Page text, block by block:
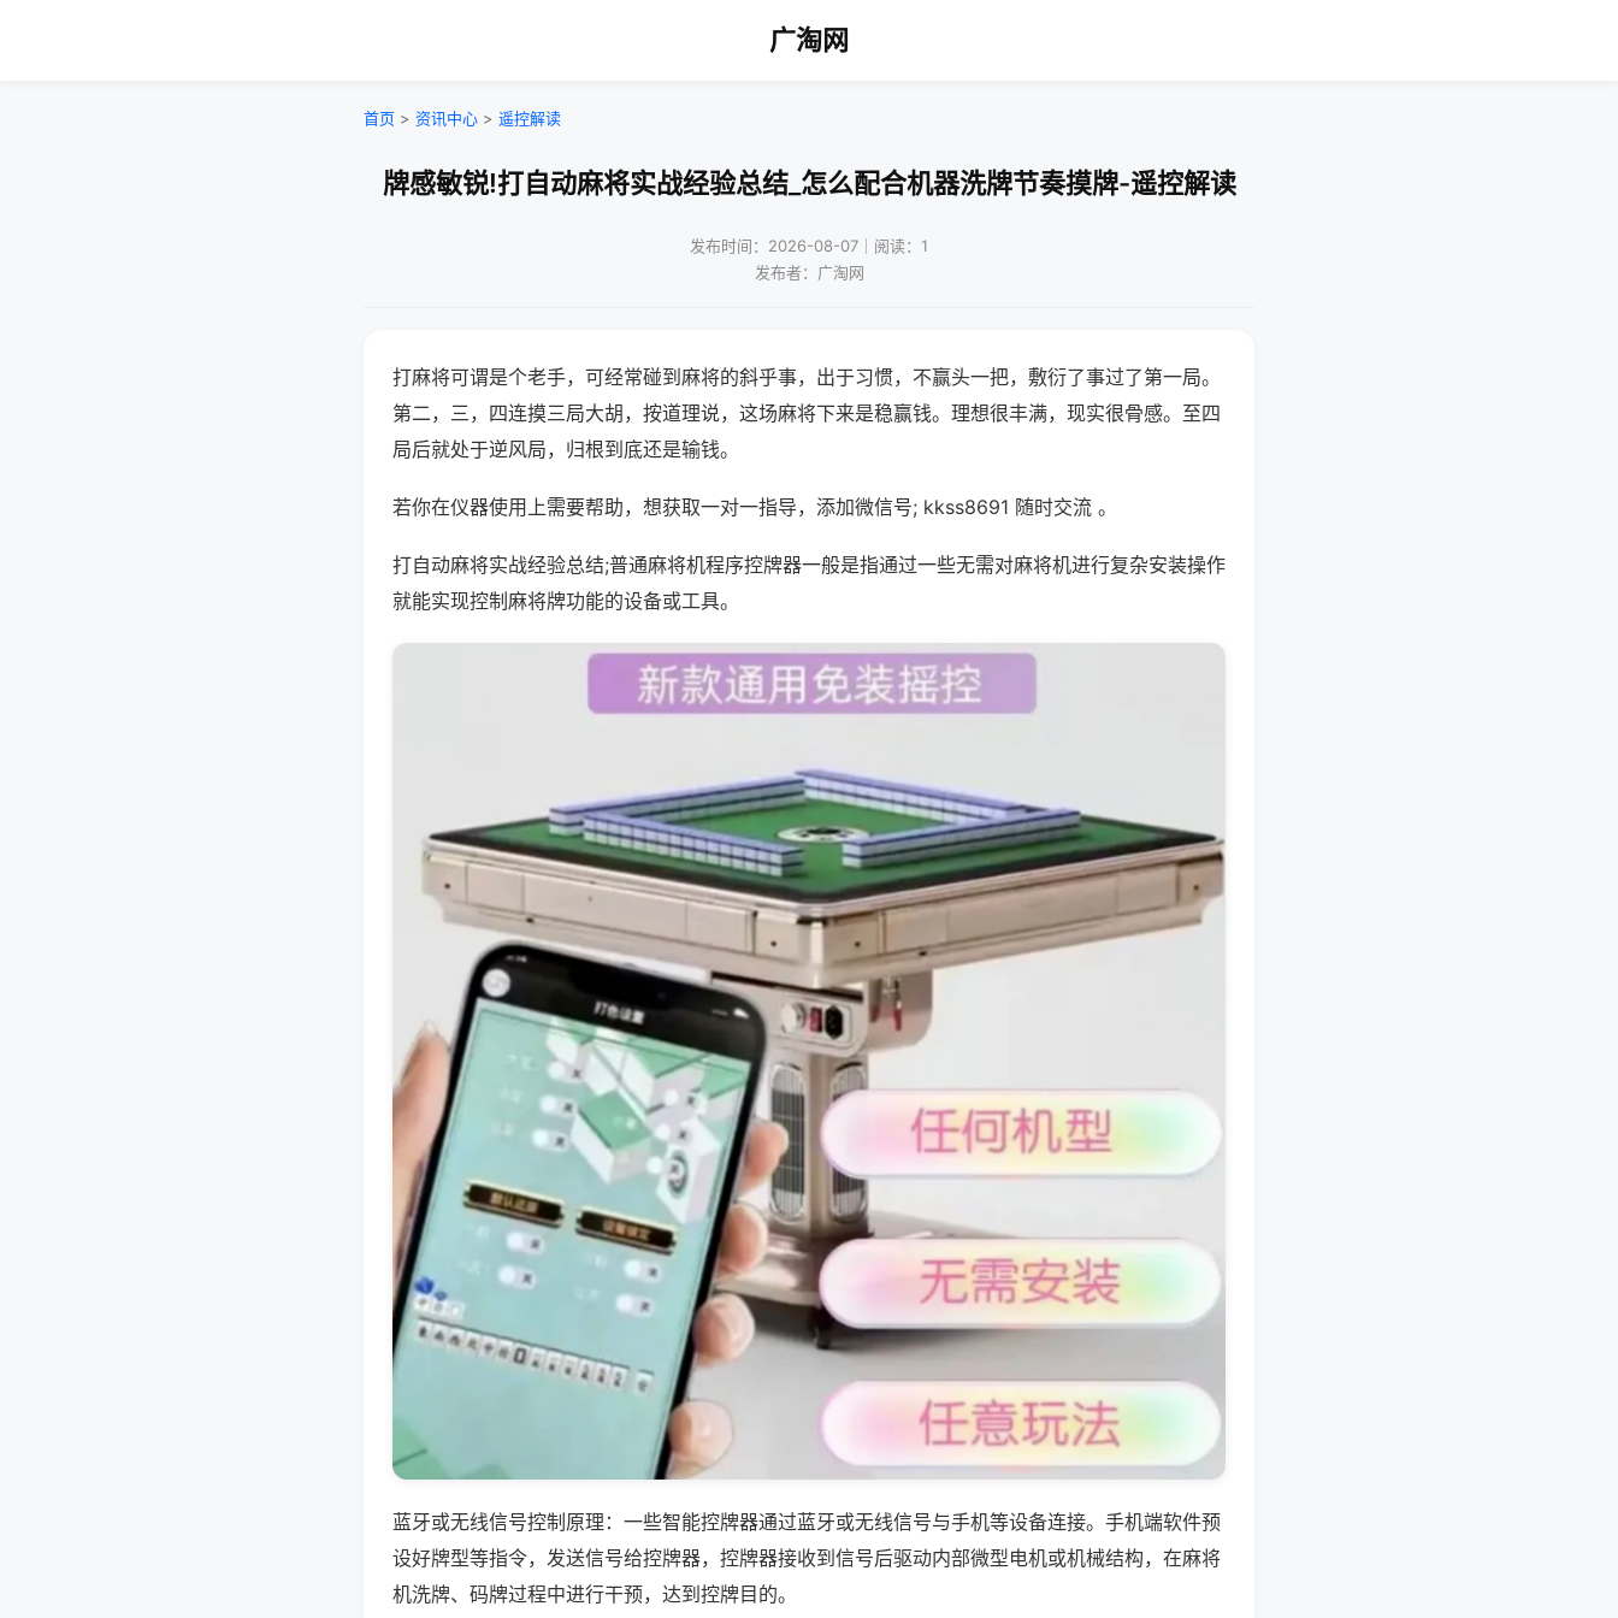
广淘网
首页 > 资讯中心 > 遥控解读
牌感敏锐!打自动麻将实战经验总结_怎么配合机器洗牌节奏摸牌-遥控解读
发布时间：2026-08-07｜阅读：1
发布者：广淘网
打麻将可谓是个老手，可经常碰到麻将的斜乎事，出于习惯，不赢头一把，敷衍了事过了第一局。
第二，三，四连摸三局大胡，按道理说，这场麻将下来是稳赢钱。理想很丰满，现实很骨感。至四
局后就处于逆风局，归根到底还是输钱。
若你在仪器使用上需要帮助，想获取一对一指导，添加微信号; kkss8691 随时交流 。
打自动麻将实战经验总结;普通麻将机程序控牌器一般是指通过一些无需对麻将机进行复杂安装操作
就能实现控制麻将牌功能的设备或工具。
蓝牙或无线信号控制原理：一些智能控牌器通过蓝牙或无线信号与手机等设备连接。手机端软件预
设好牌型等指令，发送信号给控牌器，控牌器接收到信号后驱动内部微型电机或机械结构，在麻将
机洗牌、码牌过程中进行干预，达到控牌目的。